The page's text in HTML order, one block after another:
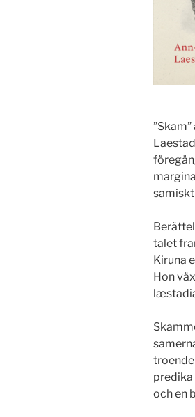
talet
Kiruna
Hon
predika
och en